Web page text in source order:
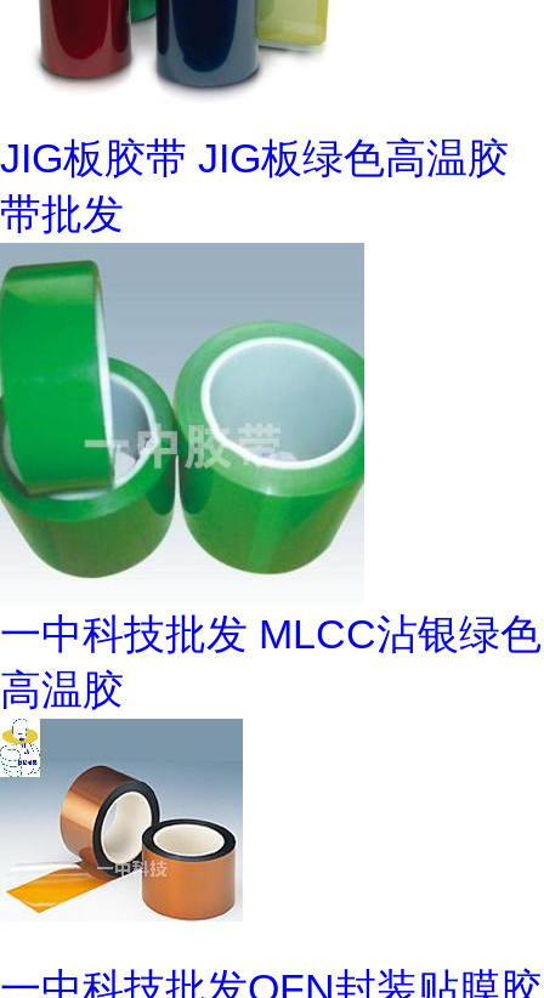
JIG板胶带 JIG板绿色高温胶
带批发
一中科技批发 MLCC沾银绿色
高温胶
一中科技批发QFN封装贴膜胶